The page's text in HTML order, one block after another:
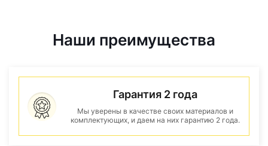
Наши преимущества
Гарантия 2 года
Мы уверены в качестве своих материалов и
комплектующих, и даем на них гарантию 2 года.